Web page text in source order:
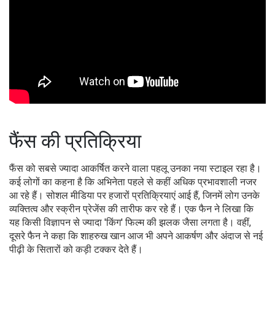
फैंस की प्रतिक्रिया
फैंस को सबसे ज्यादा आकर्षित करने वाला पहलू उनका नया स्टाइल रहा है।
कई लोगों का कहना है कि अभिनेता पहले से कहीं अधिक प्रभावशाली नजर
आ रहे हैं। सोशल मीडिया पर हजारों प्रतिक्रियाएं आई हैं, जिनमें लोग उनके
व्यक्तित्व और स्क्रीन प्रेजेंस की तारीफ कर रहे हैं। एक फैन ने लिखा कि
यह किसी विज्ञापन से ज्यादा 'किंग' फिल्म की झलक जैसा लगता है। वहीं,
दूसरे फैन ने कहा कि शाहरुख खान आज भी अपने आकर्षण और अंदाज से नई
पीढ़ी के सितारों को कड़ी टक्कर देते हैं।